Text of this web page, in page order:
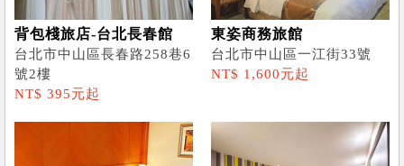
背包棧旅店-台北長春館
台北市中山區長春路258巷6
號2樓
NT$ 395元起
東姿商務旅館
台北市中山區一江街33號
NT$ 1,600元起